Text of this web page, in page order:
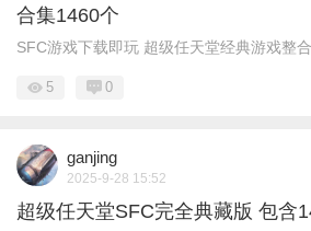
合集1460个
SFC游戏下载即玩 超级任天堂经典游戏整
5 0
ganjing
2025-9-28 15:52
超级任天堂SFC完全典藏版 包含